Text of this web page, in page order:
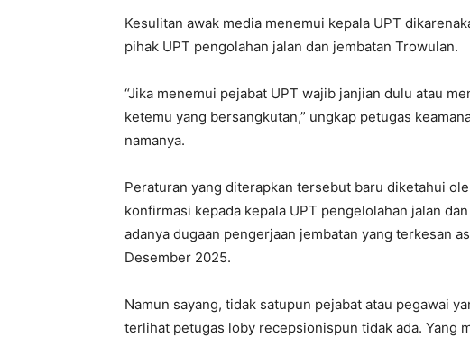
Kesulitan awak media menemui kepala UPT
pihak UPT pengolahan jalan dan jembatan Trowulan.
“Jika menemui pejabat UPT wajib janjian dulu atau
ketemu yang bersangkutan,” ungkap petugas
namanya.
Peraturan yang diterapkan tersebut baru diketahui
konfirmasi kepada kepala UPT pengelolahan jalan
adanya dugaan pengerjaan jembatan yang terkesan
Desember 2025.
Namun sayang, tidak satupun pejabat atau pegawai
terlihat petugas loby recepsionispun tidak ada. Yang